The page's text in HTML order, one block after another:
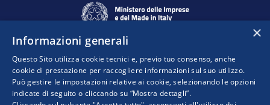
×
Informazioni generali
Questo Sito utilizza cookie tecnici e, previo tuo consenso, anche
cookie di prestazione per raccogliere informazioni sul suo utilizzo.
Può gestire le impostazioni relative ai cookie, selezionando le opzioni
indicate di seguito o cliccando su “Mostra dettagli”.